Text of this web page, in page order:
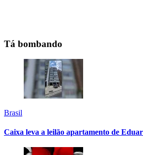
Tá bombando
Brasil
Caixa leva a leilão apartamento de